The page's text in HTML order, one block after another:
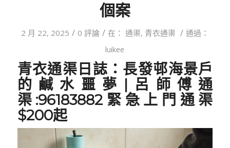
個案
2 月 22, 2025 / 0 評論 / 在： 通渠, 青衣通渠 / 通過：
luikee
青衣通渠日誌： 長發邨海景戶
的鹹水噩夢|呂師傅通
渠:96183882緊急上門通渠
$200起